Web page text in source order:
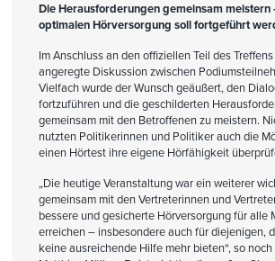
Die Herausforderungen gemeinsam meistern
optimalen Hörversorgung soll fortgeführt
Im Anschluss an den offiziellen Teil des
angeregte Diskussion zwischen
Vielfach wurde der Wunsch geäußert, den
fortzuführen und die geschilderten
gemeinsam mit den Betroffenen zu meistern.
nutzten Politikerinnen und Politiker auch die
einen Hörtest ihre eigene Hörfähigkeit
„Die heutige Veranstaltung war ein weiterer
gemeinsam mit den Vertreterinnen und
bessere und gesicherte Hörversorgung für alle
erreichen – insbesondere auch für diejenigen,
keine ausreichende Hilfe mehr bieten“, so noch